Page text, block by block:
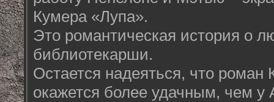
Кумера «Лупа».
Это романтическая история о
библиотекарши.
Остается надеяться, что роман
окажется более удачным, чем